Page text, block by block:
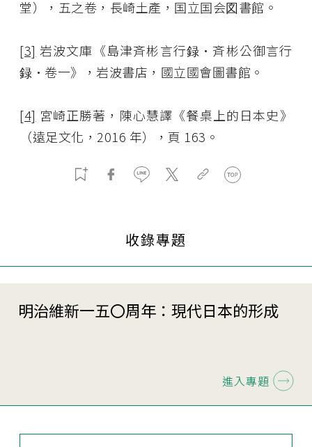
堂），五之卷，長崎土產，国立国会図書館。
[3] 岩波文庫《島津斉彬言行録•斉彬公御言行
録•卷一》，岩波書店，國立國會圖書館。
[4] 宮崎正勝著，陳心慧譯《餐桌上的日本史》
（遠足文化，2016 年），頁 163。
收錄專題
明治維新一五〇周年：現代日本的形成
進入專題